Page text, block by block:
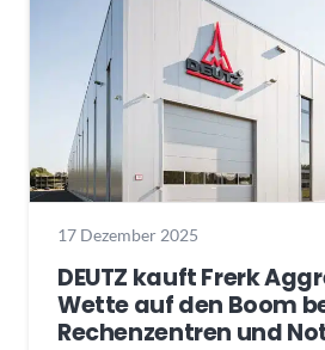
17 Dezember 2025
DEUTZ kauft Frerk
Wette auf den Boom
Rechenzentren und